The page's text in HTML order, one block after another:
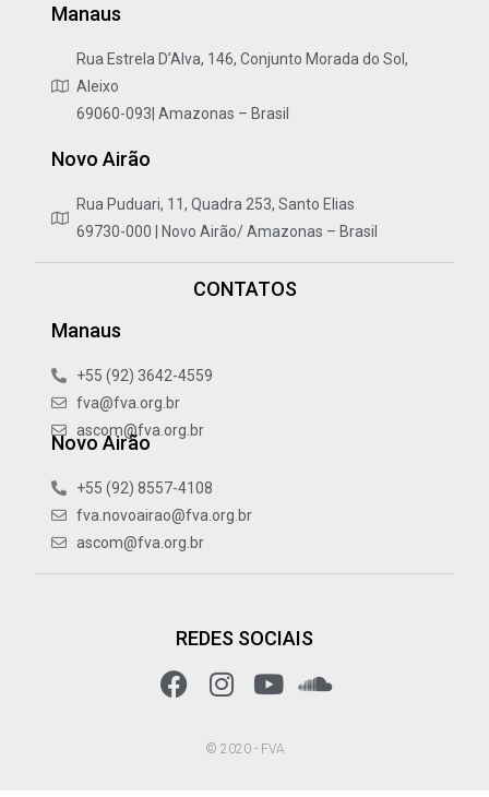
Manaus
Rua Estrela D’Alva, 146, Conjunto Morada do Sol,
Aleixo
69060-093| Amazonas – Brasil
Novo Airão
Rua Puduari, 11, Quadra 253, Santo Elias
69730-000 | Novo Airão/ Amazonas – Brasil
CONTATOS
Manaus
+55 (92) 3642-4559
fva@fva.org.br
ascom@fva.org.br
Novo Airão
+55 (92) 8557-4108
fva.novoairao@fva.org.br
ascom@fva.org.br
REDES SOCIAIS
© 2020 - FVA